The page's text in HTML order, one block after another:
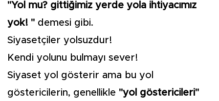
"Yol mu? gittiğimiz yerde yola ihtiyacımız
yok! " demesi gibi.
Siyasetçiler yolsuzdur!
Kendi yolunu bulmayı sever!
Siyaset yol gösterir ama bu yol
göstericilerin, genellikle "yol göstericileri"